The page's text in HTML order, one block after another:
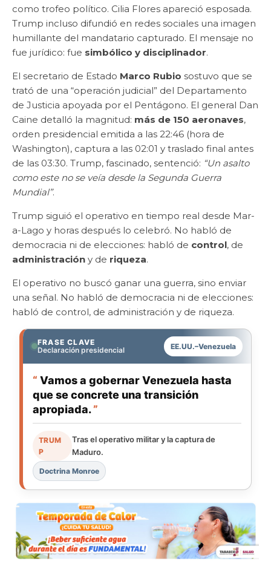
como trofeo político. Cilia Flores apareció esposada.
Trump incluso difundió en redes sociales una imagen
humillante del mandatario capturado. El mensaje no
fue jurídico: fue simbólico y disciplinador.
El secretario de Estado Marco Rubio sostuvo que se
trató de una “operación judicial” del Departamento
de Justicia apoyada por el Pentágono. El general Dan
Caine detalló la magnitud: más de 150 aeronaves,
orden presidencial emitida a las 22:46 (hora de
Washington), captura a las 02:01 y traslado final antes
de las 03:30. Trump, fascinado, sentenció: “Un asalto
como este no se veía desde la Segunda Guerra
Mundial”.
Trump siguió el operativo en tiempo real desde Mar-
a-Lago y horas después lo celebró. No habló de
democracia ni de elecciones: habló de control, de
administración y de riqueza.
El operativo no buscó ganar una guerra, sino enviar
una señal. No habló de democracia ni de elecciones:
habló de control, de administración y de riqueza.
FRASE CLAVE
Declaración presidencial
EE.UU.–Venezuela
“ Vamos a gobernar Venezuela hasta
que se concrete una transición
apropiada.”
TRUM
P
Tras el operativo militar y la captura de
Maduro.
Doctrina Monroe